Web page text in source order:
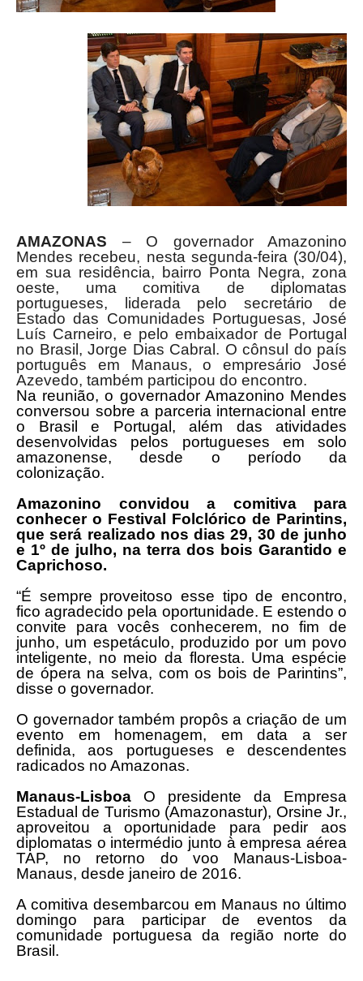
AMAZONAS – O governador Amazonino
Mendes recebeu, nesta segunda-feira (30/04),
em sua residência, bairro Ponta Negra, zona
oeste, uma comitiva de diplomatas
portugueses, liderada pelo secretário de
Estado das Comunidades Portuguesas, José
Luís Carneiro, e pelo embaixador de Portugal
no Brasil, Jorge Dias Cabral. O cônsul do país
português em Manaus, o empresário José
Azevedo, também participou do encontro.
Na reunião, o governador Amazonino Mendes
conversou sobre a parceria internacional entre
o Brasil e Portugal, além das atividades
desenvolvidas pelos portugueses em solo
amazonense, desde o período da
colonização.
Amazonino convidou a comitiva para
conhecer o Festival Folclórico de Parintins,
que será realizado nos dias 29, 30 de junho
e 1º de julho, na terra dos bois Garantido e
Caprichoso.
“É sempre proveitoso esse tipo de encontro,
fico agradecido pela oportunidade. E estendo o
convite para vocês conhecerem, no fim de
junho, um espetáculo, produzido por um povo
inteligente, no meio da floresta. Uma espécie
de ópera na selva, com os bois de Parintins”,
disse o governador.
O governador também propôs a criação de um
evento em homenagem, em data a ser
definida, aos portugueses e descendentes
radicados no Amazonas.
Manaus-Lisboa O presidente da Empresa
Estadual de Turismo (Amazonastur), Orsine Jr.,
aproveitou a oportunidade para pedir aos
diplomatas o intermédio junto à empresa aérea
TAP, no retorno do voo Manaus-Lisboa-
Manaus, desde janeiro de 2016.
A comitiva desembarcou em Manaus no último
domingo para participar de eventos da
comunidade portuguesa da região norte do
Brasil.